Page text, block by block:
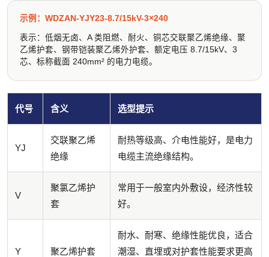
示例：WDZAN-YJY23-8.7/15kV-3×240
表示：低烟无卤、A 类阻燃、耐火、铜芯交联聚乙烯绝缘、聚
乙烯护套、钢带铠装聚乙烯外护套、额定电压 8.7/15kV、3
芯、标称截面 240mm² 的电力电缆。
代号 含义 选型提示
YJ
交联聚乙烯
绝缘
耐热等级高、介电性能好，是电力
电缆主流绝缘结构。
V
聚氯乙烯护
套
常用于一般室内外敷设，经济性较
好。
Y 聚乙烯护套
耐水、耐寒、绝缘性能优良，适合
潮湿、直埋或对护套性能要求更高